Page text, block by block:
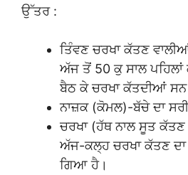
ਉੱਤਰ :
ਤਿੰਵਣ ਚਰਖਾ ਕੱਤਣ
ਅੱਜ ਤੋਂ 50 ਕੁ ਸਾਲ ਪਹਿਲਾਂ
ਬੈਠ ਕੇ ਚਰਖਾ ਕੱਤਦੀਆਂ
ਨਾਜ਼ਕ (ਕੋਮਲ)-ਬੱਚੇ ਦਾ
ਚਰਖਾ (ਹੱਥ ਨਾਲ ਸੂਤ
ਅੱਜ-ਕਲ੍ਹ ਚਰਖਾ ਕੱਤਣ ਦਾ
ਗਿਆ ਹੈ।